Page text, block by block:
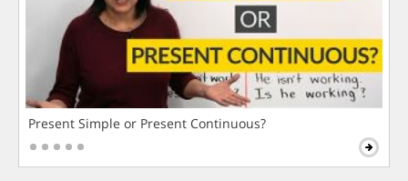
Present Simple or Present Continuous?